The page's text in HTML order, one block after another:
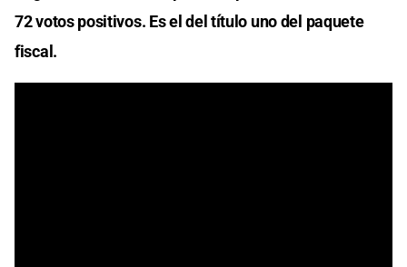
72 votos positivos. Es el del título uno del paquete
fiscal.